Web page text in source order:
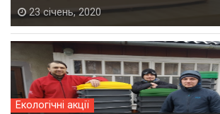
23 січень, 2020
Екологічні акції